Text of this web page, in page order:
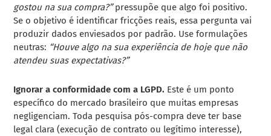
gostou na sua compra?”pressupõe que algo foi positivo.
Se o objetivo é identificar fricções reais, essa pergunta vai
produzir dados enviesados por padrão. Use formulações
neutras: “Houve algo na sua experiência de hoje que não
atendeu suas expectativas?”
Ignorar a conformidade com a LGPD. Este é um ponto
específico do mercado brasileiro que muitas empresas
negligenciam. Toda pesquisa pós-compra deve ter base
legal clara (execução de contrato ou legítimo interesse),